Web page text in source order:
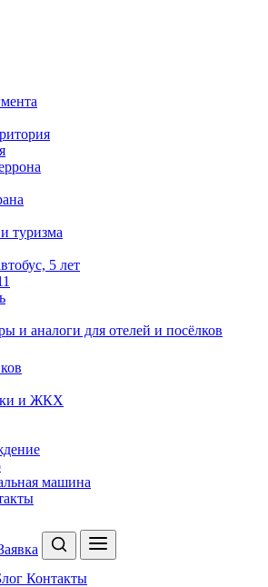
туризма
5 лет
и аналоги для отелей и посёлков
и ЖКХ
машина
Контакты